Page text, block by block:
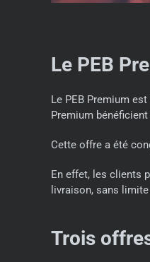
Le PEB
Le PEB Premium
Premium
Cette offre a été
En effet, les clients
livraison, sans
Trois